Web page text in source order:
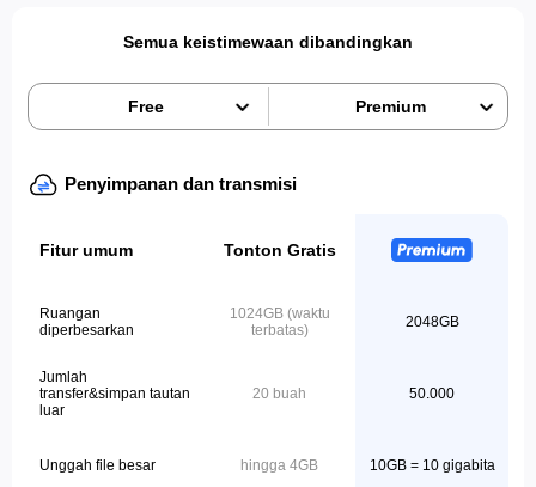
Semua keistimewaan dibandingkan
Free Premium
Penyimpanan dan transmisi
Fitur umum Tonton Gratis
Ruangan
diperbesarkan
1024GB (waktu
terbatas)
2048GB
Jumlah
transfer&simpan tautan
luar
20 buah 50.000
Unggah file besar hingga 4GB 10GB = 10 gigabita